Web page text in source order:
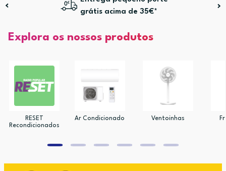
grátis acima de 35€*
Explora os nossos produtos
RESET
Recondicionados
Ar Condicionado Ventoinhas